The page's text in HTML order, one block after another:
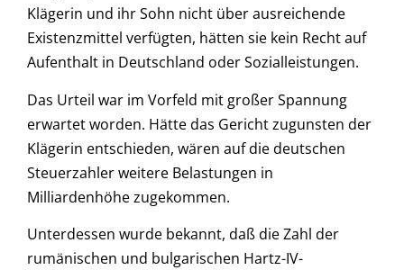
Klägerin und ihr Sohn nicht über ausreichende
Existenzmittel verfügten, hätten sie kein Recht auf
Aufenthalt in Deutschland oder Sozialleistungen.
Das Urteil war im Vorfeld mit großer Spannung
erwartet worden. Hätte das Gericht zugunsten der
Klägerin entschieden, wären auf die deutschen
Steuerzahler weitere Belastungen in
Milliardenhöhe zugekommen.
Unterdessen wurde bekannt, daß die Zahl der
rumänischen und bulgarischen Hartz-IV-